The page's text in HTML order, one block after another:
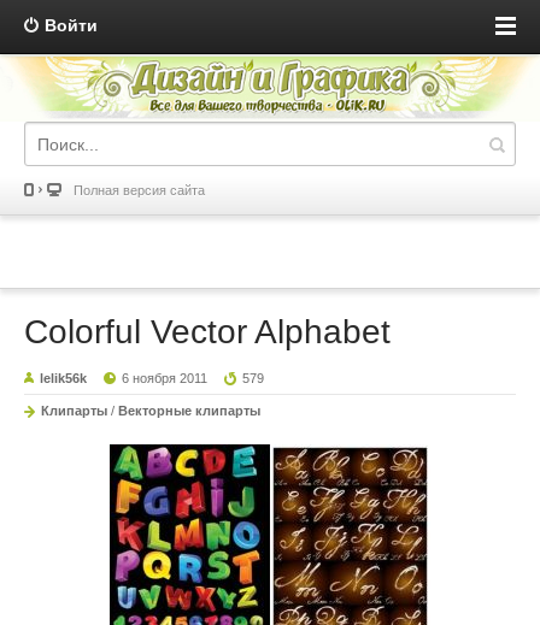
Войти
Полная версия сайта
Colorful Vector Alphabet
lelik56k 6 ноября 2011 579
Клипарты / Векторные клипарты